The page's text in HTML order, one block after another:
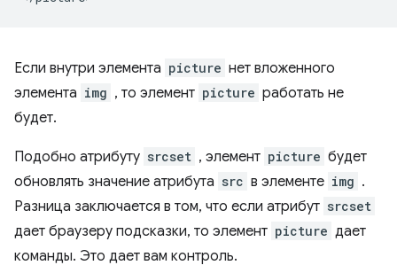
Если внутри элемента picture нет вложенного
элемента img , то элемент picture работать не
будет.
Подобно атрибуту srcset , элемент picture будет
обновлять значение атрибута src в элементе img .
Разница заключается в том, что если атрибут srcset
дает браузеру подсказки, то элемент picture дает
команды. Это дает вам контроль.